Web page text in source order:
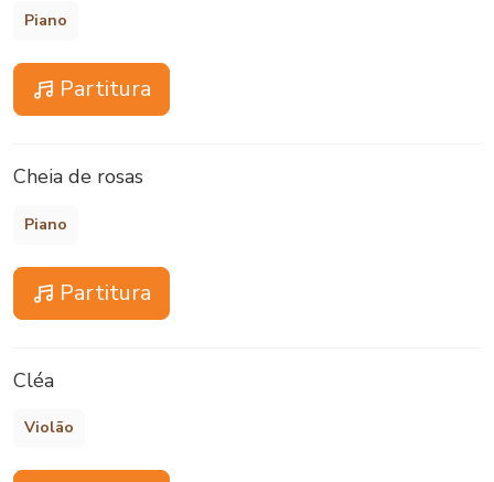
Piano
Partitura
Cheia de rosas
Piano
Partitura
Cléa
Violão